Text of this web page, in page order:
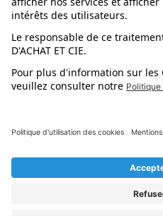
L'application mobile